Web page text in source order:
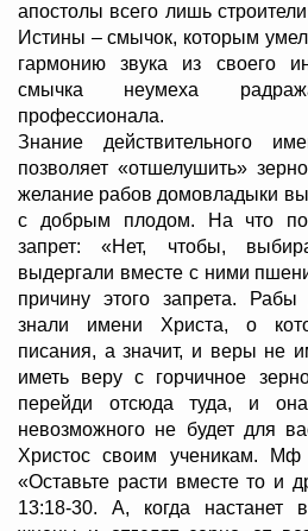
апостолы всего лишь
Истины – смычок, которым
гармонию звука из своего
смычка неумеха
профессионала.
Знание действительного
позволяет «отшелушить»
желание рабов домовладыки
с добрым плодом. На что
запрет: «Нет, чтобы,
выдергали вместе с ними
причину этого запрета.
знали имени Христа, о
писания, а значит, и веры не
иметь веру с горчичное
перейди отсюда туда, и
невозможного не будет для
Христос своим ученикам. Мф
«Оставьте расти вместе то
13:18-30. А, когда настанет